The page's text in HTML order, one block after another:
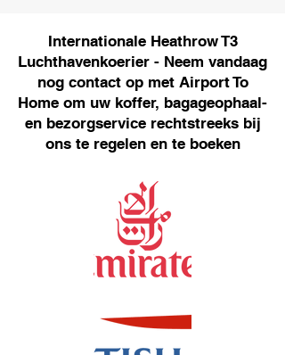
Internationale Heathrow T3
Luchthavenkoerier - Neem vandaag
nog contact op met Airport To
Home om uw koffer, bagageophaal-
en bezorgservice rechtstreeks bij
ons te regelen en te boeken